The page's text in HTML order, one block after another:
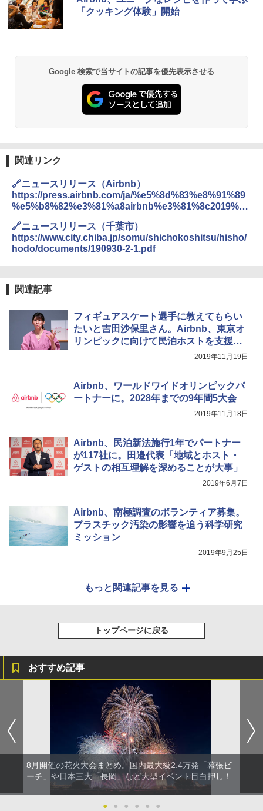
-08EX カーキ ソロキャンプ ポリエステル フ
レーム テント
GRANDOOR ステンレス保冷剤 2個セット 2
コンパクト 保冷力長持ち
￥6,459
熊撃退スプレー 熊よけスプレー 熊スプレー
【日本企業販売】超強力クマ対策スプレー 30
0ml（連続噴射30秒）110ml（連続噴射15
￥3,680
ポインターライト 強力 小型 緑色/赤色/青紫色
ンパクト多機能設計 持ち運び便利 アウトド
ア/オフィス/教育現場/展示会用 緑
「クッキング体験」開始
Google 検索で当サイトの記事を優先表示させる
関連リンク
🔗ニュースリリース（Airbnb）
https://press.airbnb.com/ja/%e5%8d%83%e8%91%89
%e5%b8%82%e3%81%a8airbnb%e3%81%8c2019%e9
3%95%e3%82%a7%e3%83%b3%e3%82%b7%e3%83
%b3%e3%82%b0%e3%83%af%e3%83%bc%e3%83%a
b%e3%83%89%e3%82%ab%e3%83%83/
🔗ニュースリリース（千葉市）
https://www.city.chiba.jp/somu/shichokoshitsu/hisho/
hodo/documents/190930-2-1.pdf
関連記事
フィギュアスケート選手に教えてもらい
たいと吉田沙保里さん。Airbnb、東京オ
リンピックに向けて民泊ホストを支援。
「オリンピアンによる体験」カテゴリを
2019年11月19日
Airbnb、ワールドワイドオリンピックパ
ートナーに。2028年までの9年間5大会
2019年11月18日
Airbnb、民泊新法施行1年でパートナー
が117社に。田邉代表「地域とホスト・
ゲストの相互理解を深めることが大事」
2019年6月7日
Airbnb、南極調査のボランティア募集。
プラスチック汚染の影響を追う科学研究
ミッション
2019年9月25日
もっと関連記事を見る
トップページに戻る
おすすめ記事
8月開催の花火大会まとめ。国内最大級2.4万発「幕張ビ
ーチ」や日本三大「長岡」など大型イベント目白押し！
● ● ● ● ● ●